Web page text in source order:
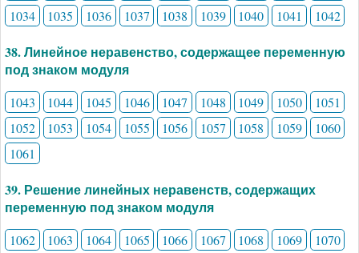
1034
1035 1036 1037 1038 1039 1040 1041 1042
38. Линейное неравенство, содержащее переменную
под знаком модуля
1043 1044 1045 1046 1047 1048 1049 1050
1051
1052
1053 1054 1055 1056 1057 1058 1059
1060
1061
39. Решение линейных неравенств, содержащих
переменную под знаком модуля
1062 1063 1064 1065 1066 1067 1068 1069
1070